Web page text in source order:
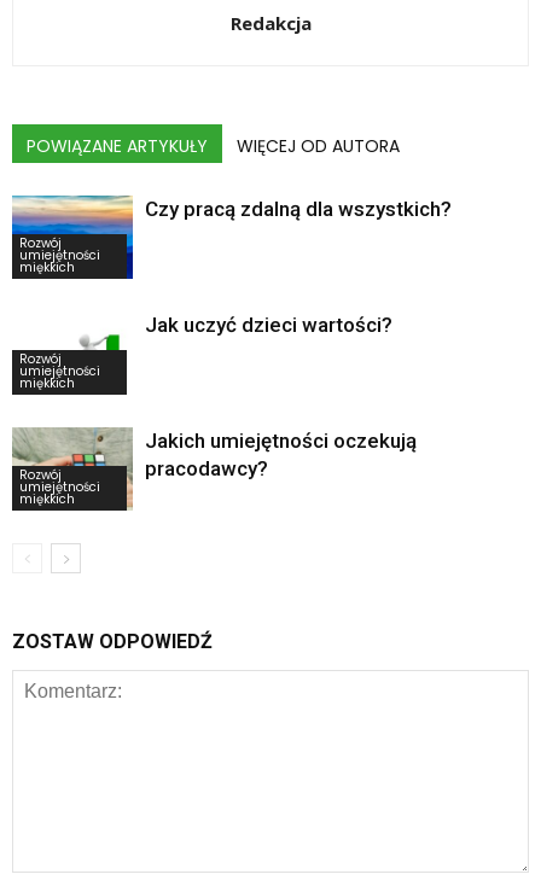
Redakcja
POWIĄZANE ARTYKUŁY WIĘCEJ OD AUTORA
Rozwój
umiejętności
miękkich
Czy pracą zdalną dla wszystkich?
Rozwój
umiejętności
miękkich
Jak uczyć dzieci wartości?
Rozwój
umiejętności
miękkich
Jakich umiejętności oczekują
pracodawcy?
ZOSTAW ODPOWIEDŹ